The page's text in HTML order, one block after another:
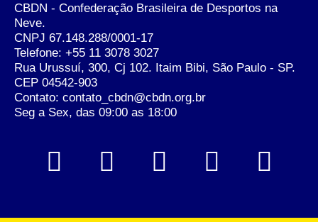
CBDN - Confederação Brasileira de Desportos na
Neve.
CNPJ 67.148.288/0001-17
Telefone: +55 11 3078 3027
Rua Urussuí, 300, Cj 102. Itaim Bibi, São Paulo - SP.
CEP 04542-903
Contato: contato_cbdn@cbdn.org.br
Seg a Sex, das 09:00 as 18:00